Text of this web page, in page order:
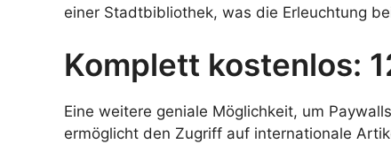
einer Stadtbibliothek, was die Erleuchtung
Komplett kostenlos:
Eine weitere geniale Möglichkeit, um
ermöglicht den Zugriff auf internationale